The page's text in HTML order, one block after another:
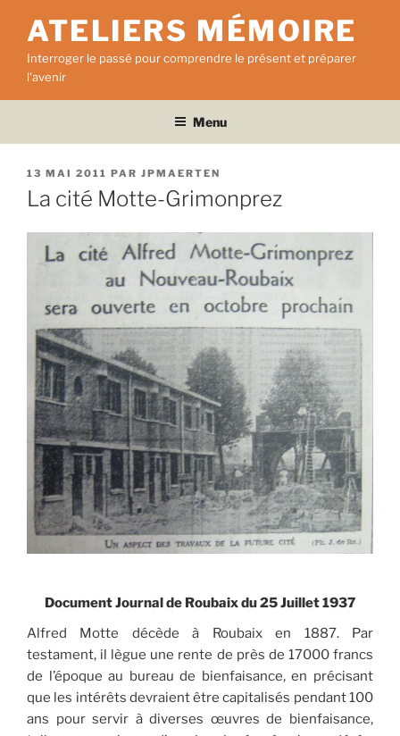
contenu
principal
ATELIERS MÉMOIRE
Interroger le passé pour comprendre le présent et préparer
l'avenir
Menu
PUBLIÉ
LE
13 MAI 2011 PAR JPMAERTEN
La cité Motte-Grimonprez
Document Journal de Roubaix du 25 Juillet 1937
Alfred Motte décède à Roubaix en 1887. Par
testament, il lègue une rente de près de 17000 francs
de l’époque au bureau de bienfaisance, en précisant
que les intérêts devraient être capitalisés pendant 100
ans pour servir à diverses œuvres de bienfaisance,